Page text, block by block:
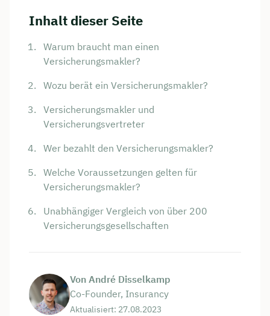
Inhalt dieser Seite
Warum braucht man einen
Versicherungsmakler?
Wozu berät ein Versicherungsmakler?
Versicherungsmakler und
Versicherungsvertreter
Wer bezahlt den Versicherungsmakler?
Welche Voraussetzungen gelten für
Versicherungsmakler?
Unabhängiger Vergleich von über 200
Versicherungs­gesellschaften
Von André Disselkamp
Co-Founder, Insurancy
Aktualisiert: 27.08.2023